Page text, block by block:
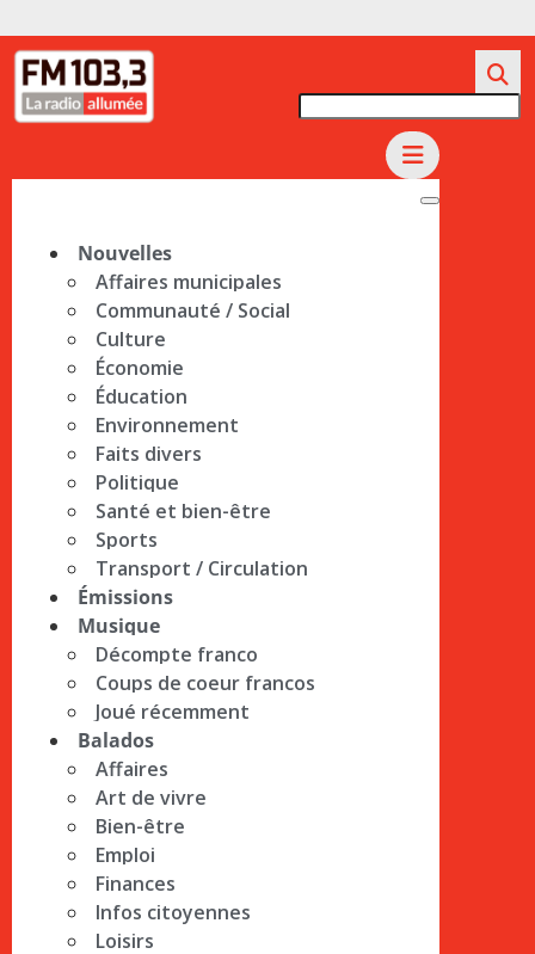
Nouvelles
Affaires municipales
Communauté / Social
Culture
Économie
Éducation
Environnement
Faits divers
Politique
Santé et bien-être
Sports
Transport / Circulation
Émissions
Musique
Décompte franco
Coups de coeur francos
Joué récemment
Balados
Affaires
Art de vivre
Bien-être
Emploi
Finances
Infos citoyennes
Loisirs